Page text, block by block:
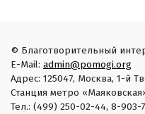
© Благотворительный
E-Mail: admin@pomogi.org
Адрес: 125047, Москва, 1-й
Станция метро
Тел.: (499) 250-02-44, 8-903-